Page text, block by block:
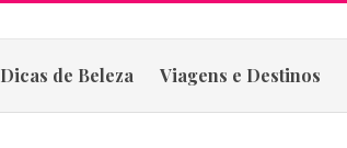
Dicas de Beleza Viagens e Destinos